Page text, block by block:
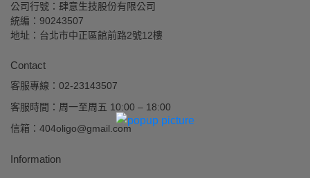
公司行號：肆意生技股份有限公司
統編：90243507
地址：台北市中正區館前路2號12樓
Contact
客服專線：02-23143507
客服時間：周一至周五 10:00 – 18:00
信箱：404oligo@gmail.com
Information